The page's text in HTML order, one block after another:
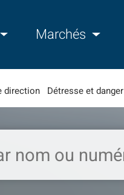
Marchés
direction Détresse et danger